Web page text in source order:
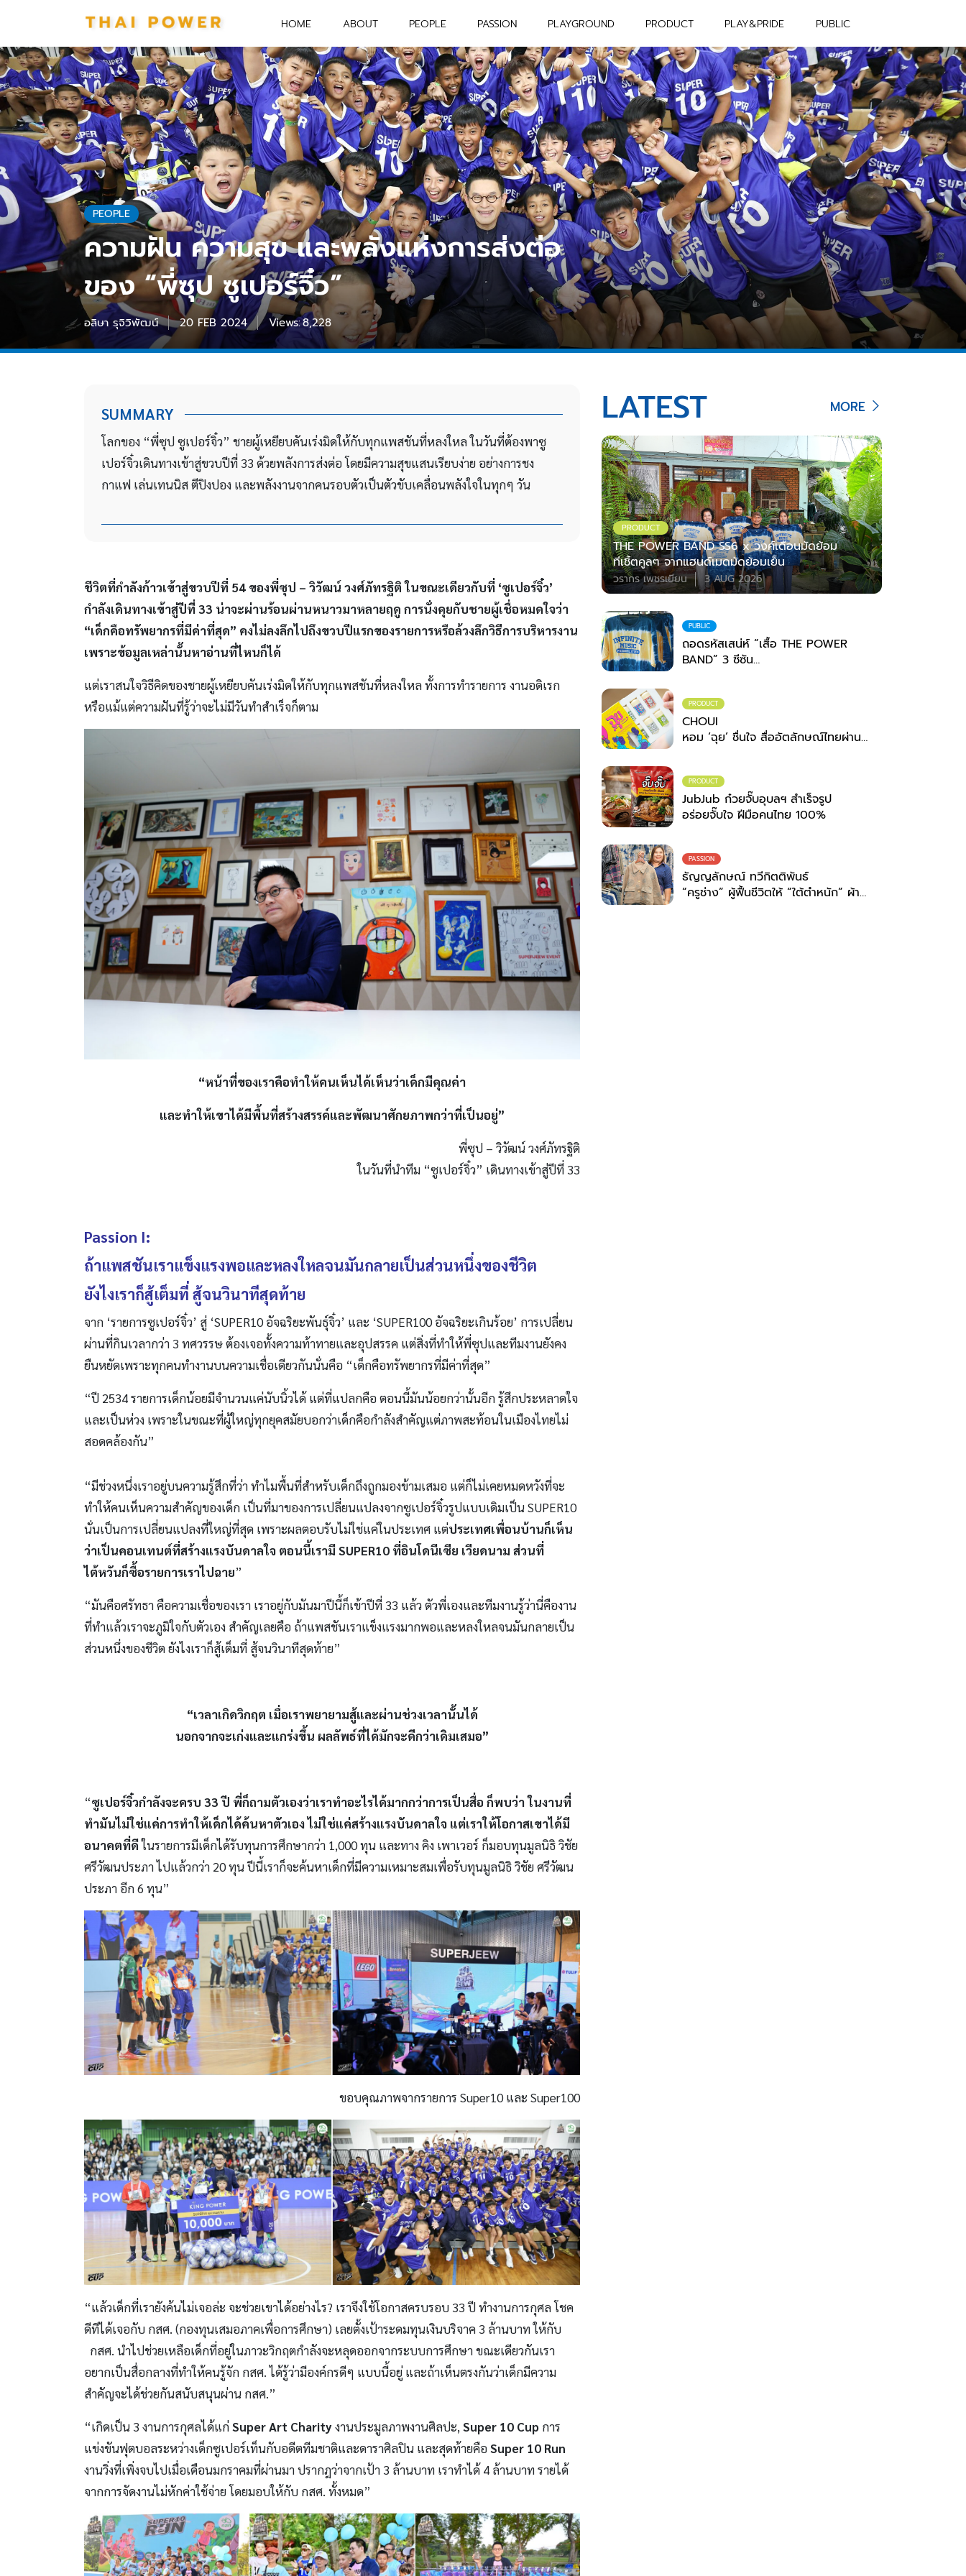
HOME ABOUT PEOPLE PASSION PLAYGROUND PRODUCT PLAY&PRIDE PUBLIC
PEOPLE
ความฝัน ความสุข และพลังแห่งการส่งต่อ
ของ “พี่ซุป ซูเปอร์จิ๋ว”
อลิษา รุจิวิพัฒน์ 20 FEB 2024 Views:8,228
SUMMARY
โลกของ “พี่ซุป ซูเปอร์จิ๋ว” ชายผู้เหยียบคันเร่งมิดให้กับทุกแพสชันที่หลงใหล ในวันที่ต้องพาซู
เปอร์จิ๋วเดินทางเข้าสู่ขวบปีที่ 33 ด้วยพลังการส่งต่อ โดยมีความสุขแสนเรียบง่าย อย่างการชง
กาแฟ เล่นเทนนิส ตีปิงปอง และพลังงานจากคนรอบตัวเป็นตัวขับเคลื่อนพลังใจในทุกๆ วัน
ชีวิตที่กำลังก้าวเข้าสู่ขวบปีที่ 54 ของพี่ซุป – วิวัฒน์ วงศ์ภัทรฐิติ ในขณะเดียวกับที่ ‘ซูเปอร์จิ๋ว’
กำลังเดินทางเข้าสู่ปีที่ 33 น่าจะผ่านร้อนผ่านหนาวมาหลายฤดู การนั่งคุยกับชายผู้เชื่อหมดใจว่า
“เด็กคือทรัพยากรที่มีค่าที่สุด” คงไม่ลงลึกไปถึงขวบปีแรกของรายการหรือล้วงลึกวิธีการบริหารงาน
เพราะข้อมูลเหล่านั้นหาอ่านที่ไหนก็ได้
แต่เราสนใจวิธีคิดของชายผู้เหยียบคันเร่งมิดให้กับทุกแพสชันที่หลงใหล ทั้งการทำรายการ งานอดิเรก
หรือแม้แต่ความฝันที่รู้ว่าจะไม่มีวันทำสำเร็จก็ตาม
“หน้าที่ของเราคือทำให้คนเห็นได้เห็นว่าเด็กมีคุณค่า
และทำให้เขาได้มีพื้นที่สร้างสรรค์และพัฒนาศักยภาพกว่าที่เป็นอยู่”
พี่ซุป – วิวัฒน์ วงศ์ภัทรฐิติ
ในวันที่นำทีม “ซูเปอร์จิ๋ว” เดินทางเข้าสู่ปีที่ 33
Passion I:
ถ้าแพสชันเราแข็งแรงพอและหลงใหลจนมันกลายเป็นส่วนหนึ่งของชีวิต
ยังไงเราก็สู้เต็มที่ สู้จนวินาทีสุดท้าย
จาก ‘รายการซูเปอร์จิ๋ว’ สู่ ‘SUPER10 อัจฉริยะพันธุ์จิ๋ว’ และ ‘SUPER100 อัจฉริยะเกินร้อย’ การเปลี่ยน
ผ่านที่กินเวลากว่า 3 ทศวรรษ ต้องเจอทั้งความท้าทายและอุปสรรค แต่สิ่งที่ทำให้พี่ซุปและทีมงานยังคง
ยืนหยัดเพราะทุกคนทำงานบนความเชื่อเดียวกันนั่นคือ “เด็กคือทรัพยากรที่มีค่าที่สุด”
“ปี 2534 รายการเด็กน้อยมีจำนวนแค่นับนิ้วได้ แต่ที่แปลกคือ ตอนนี้มันน้อยกว่านั้นอีก รู้สึกประหลาดใจ
และเป็นห่วง เพราะในขณะที่ผู้ใหญ่ทุกยุคสมัยบอกว่าเด็กคือกำลังสำคัญแต่ภาพสะท้อนในเมืองไทยไม่
สอดคล้องกัน”
“มีช่วงหนึ่งเราอยู่บนความรู้สึกที่ว่า ทำไมพื้นที่สำหรับเด็กถึงถูกมองข้ามเสมอ แต่ก็ไม่เคยหมดหวังที่จะ
ทำให้คนเห็นความสำคัญของเด็ก เป็นที่มาของการเปลี่ยนแปลงจากซูเปอร์จิ๋วรูปแบบเดิมเป็น SUPER10
นั่นเป็นการเปลี่ยนแปลงที่ใหญ่ที่สุด เพราะผลตอบรับไม่ใช่แค่ในประเทศ แต่ประเทศเพื่อนบ้านก็เห็น
ว่าเป็นคอนเทนต์ที่สร้างแรงบันดาลใจ ตอนนี้เรามีSUPER10 ที่อินโดนีเซีย เวียดนาม ส่วนที่
ไต้หวันก็ซื้อรายการเราไปฉาย”
“มันคือศรัทธา คือความเชื่อของเรา เราอยู่กับมันมาปีนี้ก็เข้าปีที่ 33 แล้ว ตัวพี่เองและทีมงานรู้ว่านี่คืองาน
ที่ทำแล้วเราจะภูมิใจกับตัวเอง สำคัญเลยคือ ถ้าแพสชันเราแข็งแรงมากพอและหลงใหลจนมันกลายเป็น
ส่วนหนึ่งของชีวิต ยังไงเราก็สู้เต็มที่ สู้จนวินาทีสุดท้าย”
“เวลาเกิดวิกฤต เมื่อเราพยายามสู้และผ่านช่วงเวลานั้นได้
นอกจากจะเก่งและแกร่งขึ้น ผลลัพธ์ที่ได้มักจะดีกว่าเดิมเสมอ”
“ซูเปอร์จิ๋วกำลังจะครบ 33 ปี พี่ก็ถามตัวเองว่าเราทำอะไรได้มากกว่าการเป็นสื่อ ก็พบว่า ในงานที่
ทำมันไม่ใช่แค่การทำให้เด็กได้ค้นหาตัวเอง ไม่ใช่แค่สร้างแรงบันดาลใจ แต่เราให้โอกาสเขาได้มี
อนาคตที่ดีในรายการมีเด็กได้รับทุนการศึกษากว่า 1,000 ทุน และทาง คิง เพาเวอร์ ก็มอบทุนมูลนิธิ วิชัย
ศรีวัฒนประภา ไปแล้วกว่า 20 ทุน ปีนี้เราก็จะค้นหาเด็กที่มีความเหมาะสมเพื่อรับทุนมูลนิธิ วิชัย ศรีวัฒน
ประภา อีก 6 ทุน”
ขอบคุณภาพจากรายการ Super10 และ Super100
“แล้วเด็กที่เรายังค้นไม่เจอล่ะ จะช่วยเขาได้อย่างไร? เราจึงใช้โอกาสครบรอบ 33 ปี ทำงานการกุศล โชค
ดีทีได้เจอกับ กสศ. (กองทุนเสมอภาคเพื่อการศึกษา) เลยตั้งเป้าระดมทุนเงินบริจาค 3 ล้านบาท ให้กับ
กสศ. นำไปช่วยเหลือเด็กที่อยู่ในภาวะวิกฤตกำลังจะหลุดออกจากระบบการศึกษา ขณะเดียวกันเรา
อยากเป็นสื่อกลางที่ทำให้คนรู้จัก กสศ. ได้รู้ว่ามีองค์กรดีๆ แบบนี้อยู่ และถ้าเห็นตรงกันว่าเด็กมีความ
สำคัญจะได้ช่วยกันสนับสนุนผ่าน กสศ.”
“เกิดเป็น 3 งานการกุศลได้แก่Super Art Charityงานประมูลภาพงานศิลปะ, Super 10 Cup การ
แข่งขันฟุตบอลระหว่างเด็กซูเปอร์เท็นกับอดีตทีมชาติและดาราศิลปิน และสุดท้ายคือSuper 10 Run
งานวิ่งที่เพิ่งจบไปเมื่อเดือนมกราคมที่ผ่านมา ปรากฎว่าจากเป้า 3 ล้านบาท เราทำได้ 4 ล้านบาท รายได้
จากการจัดงานไม่หักค่าใช้จ่าย โดยมอบให้กับ กสศ. ทั้งหมด”
LATEST MORE
PRODUCT
THE POWER BAND SS6 x วงศ์เดือนมัดย้อม
ทีเชิ้ตคูลๆ จากแฮนด์เมดมัดย้อมเย็น
วรากร เพชรเยียน 3 AUG 2026
PUBLIC
ถอดรหัสเสน่ห์ “เสื้อ THE POWER
BAND” 3 ซีซัน
สวมพลังสร้างสรรค์ที่ไม่สิ้นสุด
PRODUCT
CHOUI
หอม ‘ฉุย’ ชื่นใจ สื่ออัตลักษณ์ไทยผ่าน
PRODUCT
JubJub ก๋วยจั๊บอุบลฯ สำเร็จรูป
อร่อยจั๊บใจ ฝีมือคนไทย 100%
PASSION
ธัญญลักษณ์ ทวีกิตติพันธ์
“ครูช่าง” ผู้ฟื้นชีวิตให้ “ใต้ตำหนัก” ผ้า